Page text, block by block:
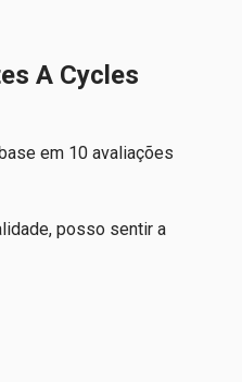
A Cycles
em 10 avaliações
posso sentir a